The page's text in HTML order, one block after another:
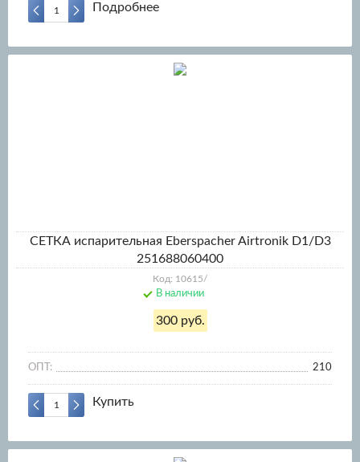
Подробнее
СЕТКА испарительная Eberspacher Airtronik D1/D3
251688060400
Код: 10615/
В наличии
300 руб.
ОПТ: 210
Купить